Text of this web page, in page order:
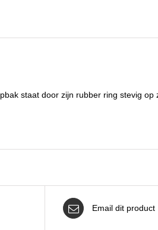
staat door zijn rubber ring stevig op
Email dit product